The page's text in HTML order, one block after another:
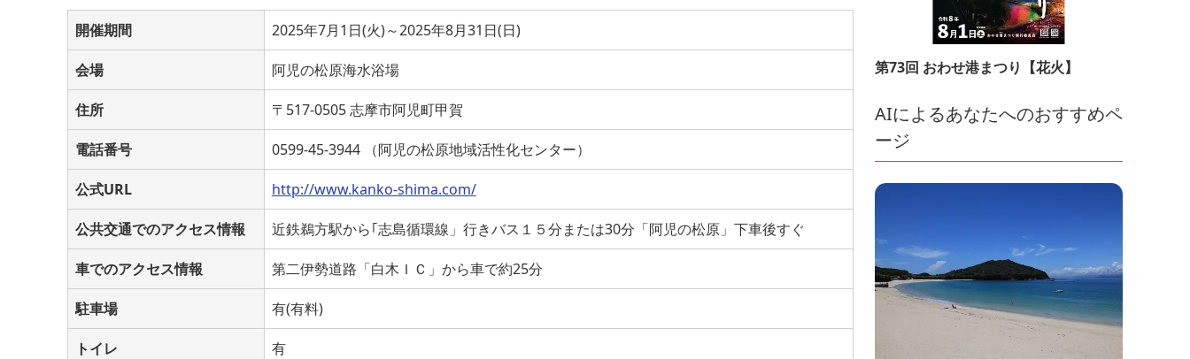
開催期間 2025年7月1日(火)～2025年8月31日(日)
会場 阿児の松原海水浴場
住所 〒517-0505 志摩市阿児町甲賀
電話番号 0599-45-3944 （阿児の松原地域活性化センター）
公式URL http://www.kanko-shima.com/
公共交通でのアクセス情報 近鉄鵜方駅から｢志島循環線」行きバス１５分または30分「阿児の松原」下車後すぐ
車でのアクセス情報 第二伊勢道路「白木ＩＣ」から車で約25分
駐車場 有(有料)
トイレ 有
第73回 おわせ港まつり【花火】
AIによるあなたへのおすすめペ
ージ